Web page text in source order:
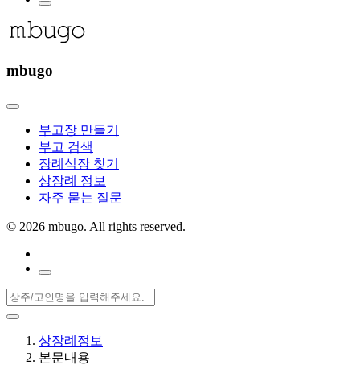
mbugo
부고장 만들기
부고 검색
장례식장 찾기
상장례 정보
자주 묻는 질문
© 2026 mbugo. All rights reserved.
상장례정보
본문내용